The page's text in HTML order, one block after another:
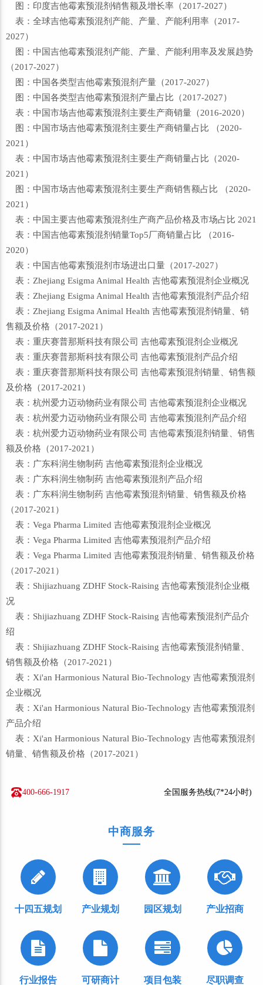
图：印度吉他霉素预混剂销售额及增长率（2017-2027）
表：全球吉他霉素预混剂产能、产量、产能利用率（2017-
2027）
图：中国吉他霉素预混剂产能、产量、产能利用率及发展趋势
（2017-2027）
图：中国各类型吉他霉素预混剂产量（2017-2027）
图：中国各类型吉他霉素预混剂产量占比（2017-2027）
表：中国市场吉他霉素预混剂主要生产商销量（2016-2020）
图：中国市场吉他霉素预混剂主要生产商销量占比 （2020-
2021）
表：中国市场吉他霉素预混剂主要生产商销量占比（2020-
2021）
图：中国市场吉他霉素预混剂主要生产商销售额占比 （2020-
2021）
表：中国主要吉他霉素预混剂生产商产品价格及市场占比 2021
表：中国吉他霉素预混剂销量Top5厂商销量占比 （2016-
2020）
表：中国吉他霉素预混剂市场进出口量（2017-2027）
表：Zhejiang Esigma Animal Health 吉他霉素预混剂企业概况
表：Zhejiang Esigma Animal Health 吉他霉素预混剂产品介绍
表：Zhejiang Esigma Animal Health 吉他霉素预混剂销量、销
售额及价格（2017-2021）
表：重庆赛普那斯科技有限公司 吉他霉素预混剂企业概况
表：重庆赛普那斯科技有限公司 吉他霉素预混剂产品介绍
表：重庆赛普那斯科技有限公司 吉他霉素预混剂销量、销售额
及价格（2017-2021）
表：杭州爱力迈动物药业有限公司 吉他霉素预混剂企业概况
表：杭州爱力迈动物药业有限公司 吉他霉素预混剂产品介绍
表：杭州爱力迈动物药业有限公司 吉他霉素预混剂销量、销售
额及价格（2017-2021）
表：广东科润生物制药 吉他霉素预混剂企业概况
表：广东科润生物制药 吉他霉素预混剂产品介绍
表：广东科润生物制药 吉他霉素预混剂销量、销售额及价格
（2017-2021）
表：Vega Pharma Limited 吉他霉素预混剂企业概况
表：Vega Pharma Limited 吉他霉素预混剂产品介绍
表：Vega Pharma Limited 吉他霉素预混剂销量、销售额及价格
（2017-2021）
表：Shijiazhuang ZDHF Stock-Raising 吉他霉素预混剂企业概
况
表：Shijiazhuang ZDHF Stock-Raising 吉他霉素预混剂产品介
绍
表：Shijiazhuang ZDHF Stock-Raising 吉他霉素预混剂销量、
销售额及价格（2017-2021）
表：Xi'an Harmonious Natural Bio-Technology 吉他霉素预混剂
企业概况
表：Xi'an Harmonious Natural Bio-Technology 吉他霉素预混剂
产品介绍
表：Xi'an Harmonious Natural Bio-Technology 吉他霉素预混剂
销量、销售额及价格（2017-2021）
400-666-1917 全国服务热线(7*24小时)
中商服务
十四五规划 产业规划 园区规划 产业招商
行业报告 可研商计 项目包装 尽职调查